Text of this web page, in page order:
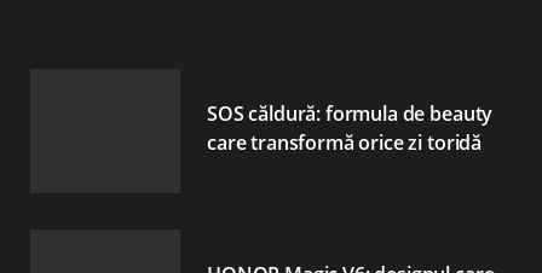
SOS căldură: formula de beauty
care transformă orice zi toridă